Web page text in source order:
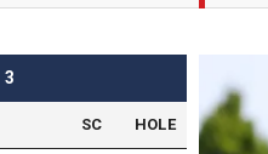
3
SC HOLE